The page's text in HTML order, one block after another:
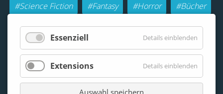
#Science Fiction #Fantasy #Horror
#Bücher
#Autoren
#Buch-Geeks
#Rollenspiele (RPGs)
Essenziell Details einblenden
Extensions Details einblenden
Auswahl speichern